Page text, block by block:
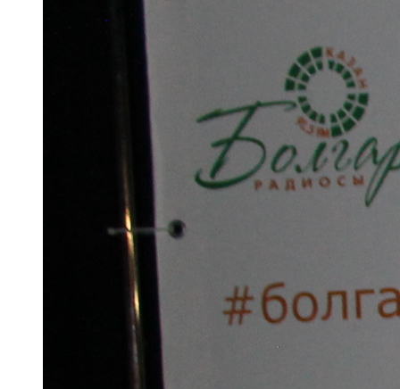
107,8 FM
Түбән Кама
102,6 FM
Чирмешән
107,7 FM
103,0 FM